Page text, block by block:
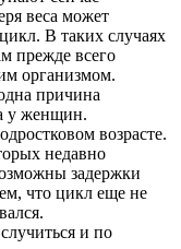
веса может
В таких случаях
прежде всего
организмом.
причина
у женщин.
возрасте.
недавно
задержки
что цикл еще не
и по